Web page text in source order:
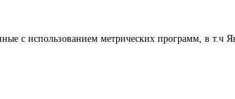
с использованием метрических программ, в т.ч